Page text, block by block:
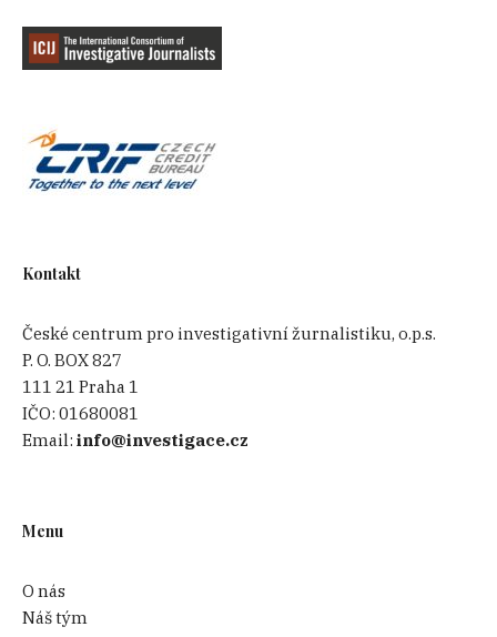
Kontakt
České centrum pro investigativní žurnalistiku, o.p.s.
P. O. BOX 827
111 21 Praha 1
IČO:01680081
Email:info@investigace.cz
Menu
O nás
Náš tým